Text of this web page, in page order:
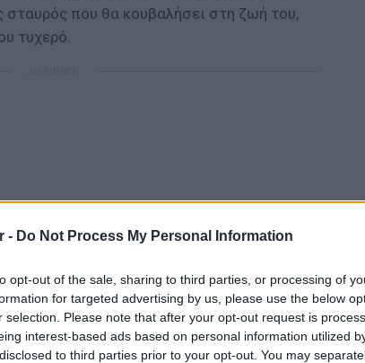
- Do Not Process My Personal Information
opt-out of the sale, sharing to third parties, or processing of
for targeted advertising by us, please use the below
selection. Please note that after your opt-out request is
interest-based ads based on personal information utilized
to third parties prior to your opt-out. You may
σταυρός που θα κουβαλήσει στη ζωή του,
τυχερό.